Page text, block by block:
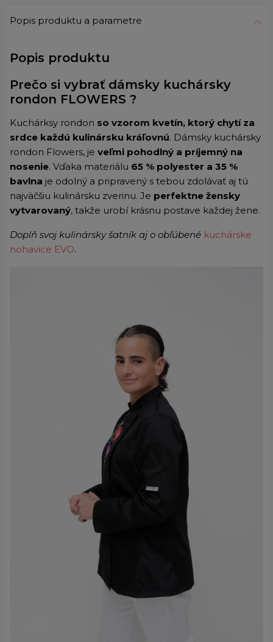
Popis produktu a parametre
Popis produktu
Prečo si vybrať dámsky kuchársky
rondon FLOWERS ?
Kuchárksy rondon so vzorom kvetín, ktorý chytí za
srdce každú kulinársku kráľovnú. Dámsky kuchársky
rondon Flowers, je veľmi pohodlný a príjemný na
nosenie. Vďaka materiálu 65 % polyester a 35 %
bavlna je odolný a pripravený s tebou zdolávať aj tú
najväčšiu kulinársku zverinu. Je perfektne žensky
vytvarovaný, takže urobí krásnu postave každej žene.
Doplň svoj kulinársky šatník aj o obľúbené kuchárske
nohavice EVO.